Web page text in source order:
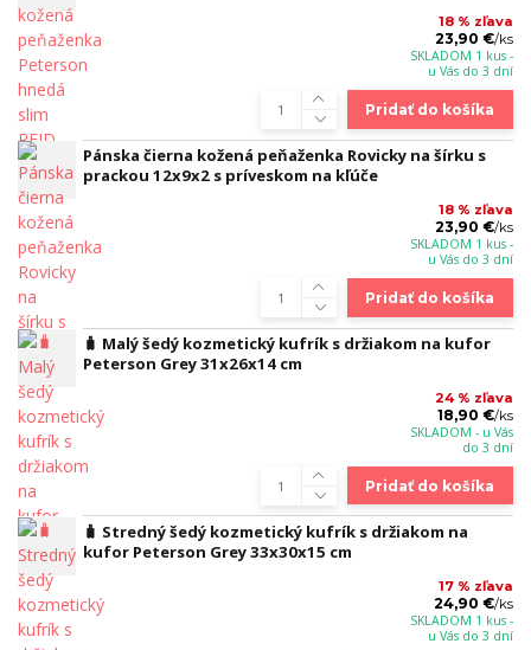
18 % zľava
23,90 €/ks
SKLADOM 1 kus -
u Vás do 3 dní
Pridať do košíka
Pánska čierna kožená peňaženka Rovicky na šírku s
prackou 12x9x2 s príveskom na kľúče
18 % zľava
23,90 €/ks
SKLADOM 1 kus -
u Vás do 3 dní
Pridať do košíka
🧳 Malý šedý kozmetický kufrík s držiakom na kufor
Peterson Grey 31x26x14 cm
24 % zľava
18,90 €/ks
SKLADOM - u Vás
do 3 dní
Pridať do košíka
🧳 Stredný šedý kozmetický kufrík s držiakom na
kufor Peterson Grey 33x30x15 cm
17 % zľava
24,90 €/ks
SKLADOM 1 kus -
u Vás do 3 dní